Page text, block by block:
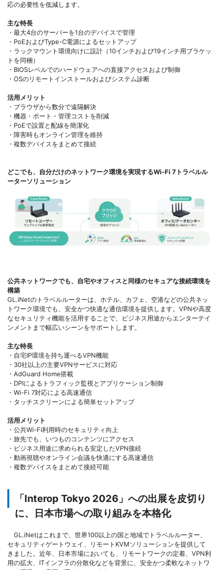
応の必要性を低減します。
主な特長
・最大4台のサーバーを1台のデバイスで管理
・PoEおよびType-C電源によるセットアップ
・ラックマウント環境向けに設計（10インチおよび19インチ用ブラケッ
トを同梱）
・BIOSレベルでのハードウェアへの直接アクセスおよび制御
・OSのリモートインストールおよびシステム診断
活用メリット
・ブラウザから数分で遠隔解決
・機器・ポート・管理コストを削減
・PoEで設置と配線を簡潔化
・障害時もオンライン管理を維持
・複数デバイスをまとめて接続
どこでも、自分だけのネットワーク環境を実現するWi-Fi 7トラベルル
ーターソリューション
公共ネットワークでも、自宅やオフィスと同様のセキュアな接続環境を
構築
GL.iNetのトラベルルーターは、ホテル、カフェ、空港などの公共ネッ
トワーク環境でも、安全かつ快適な通信環境を提供します。VPNや高度
なセキュリティ機能を活用することで、ビジネス用途からエンターテイ
ンメントまで幅広いシーンをサポートします。
主な特長
・自宅IP環境を持ち運べるVPN機能
・30社以上の主要VPNサービスに対応
・AdGuard Home搭載
・DPIによるトラフィック監視とアプリケーション制御
・Wi-Fi 7対応による高速通信
・タッチスクリーンによる簡単セットアップ
活用メリット
・公共Wi-Fi利用時のセキュリティ向上
・旅先でも、いつものコンテンツにアクセス
・ビジネス用途に求められる安定したVPN接続
・動画視聴やオンライン会議を快適にする高速通信
・複数デバイスをまとめて接続可能
「Interop Tokyo 2026」への出展を皮切り
に、日本市場への取り組みを本格化
GL.iNetはこれまで、世界100以上の国と地域でトラベルルーター、
セキュリティゲートウェイ、リモートKVMソリューションを提供して
きました。近年、日本市場においても、リモートワークの定着、VPN利
用の拡大、ITインフラの分散化などを背景に、安全かつ柔軟なネットワ